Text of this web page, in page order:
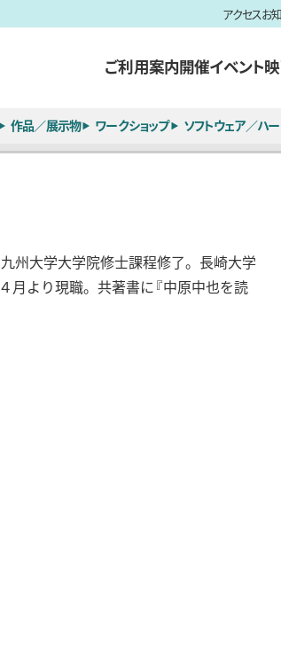
アクセスお
ご利用案内開催イベント
作品／展示物 ワークショップ ソフトウェア／ハ
州大学大学院修士課程修了。長崎大学
より現職。共著書に『中原中也を読